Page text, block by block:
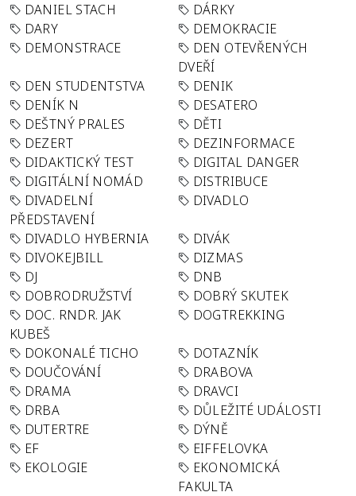
DANIEL STACH
DÁRKY
DARY
DEMOKRACIE
DEMONSTRACE
DEN OTEVŘENÝCH
DVEŘÍ
DEN STUDENTSTVA
DENIK
DENÍK N
DESATERO
DEŠTNÝ PRALES
DĚTI
DEZERT
DEZINFORMACE
DIDAKTICKÝ TEST
DIGITAL DANGER
DIGITÁLNÍ NOMÁD
DISTRIBUCE
DIVADELNÍ
PŘEDSTAVENÍ
DIVADLO
DIVADLO HYBERNIA
DIVÁK
DIVOKEJBILL
DIZMAS
DJ
DNB
DOBRODRUŽSTVÍ
DOBRÝ SKUTEK
DOC. RNDR. JAK
KUBEŠ
DOGTREKKING
DOKONALÉ TICHO
DOTAZNÍK
DOUČOVÁNÍ
DRABOVA
DRAMA
DRAVCI
DRBA
DŮLEŽITÉ UDÁLOSTI
DUTERTRE
DÝNĚ
EF
EIFFELOVKA
EKOLOGIE
EKONOMICKÁ
FAKULTA